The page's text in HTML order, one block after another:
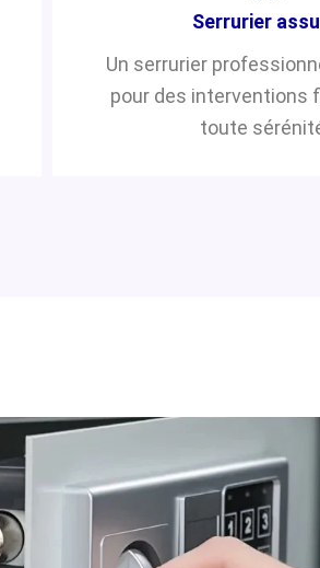
Serrurier
Un serrurier
pour des interventions
toute